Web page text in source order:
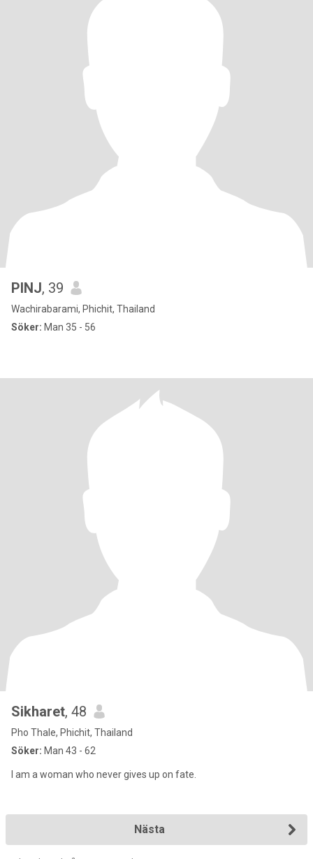
PINJ, 39
Wachirabarami, Phichit, Thailand
Söker: Man 35 - 56
Sikharet, 48
Pho Thale, Phichit, Thailand
Söker: Man 43 - 62
I am a woman who never gives up on fate.
Nästa